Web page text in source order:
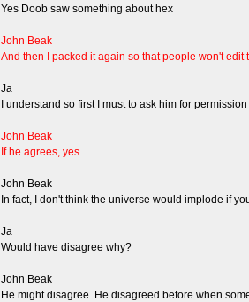
Yes Doob saw something about hex
John Beak
And then I packed it again so that people won't edit
Ja
I understand so first I must to ask him for
John Beak
If he agrees, yes
John Beak
In fact, I don't think the universe would implode if
Ja
Would have disagree why?
John Beak
He might disagree. He disagreed before when